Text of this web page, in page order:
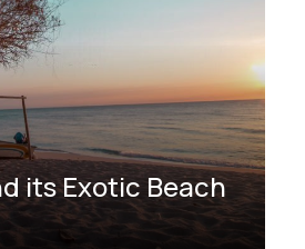
its Exotic Beach